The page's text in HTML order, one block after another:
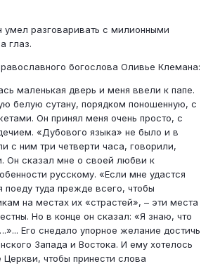
умел разговаривать с милионными
глаз.
богослова Оливье Клемана:
маленькая дверь и меня ввели к папе.
белую сутану, порядком поношенную, с
Он принял меня очень просто, с
«Дубового языка» не было и в
с ним три четверти часа, говорили,
Он сказал мне о своей любви к
русскому. «Если мне удастся
поеду туда прежде всего, чтобы
на местах их «страстей», – эти места
Но в конце он сказал: «Я знаю, что
Его снедало упорное желание достичь
Запада и Востока. И ему хотелось
Церкви, чтобы принести слова